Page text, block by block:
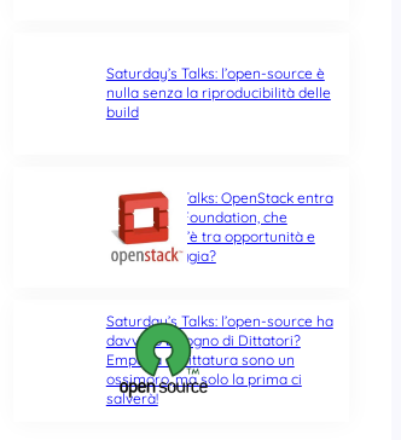
Saturday’s Talks: l’open-source è
nulla senza la riproducibilità delle
build
Saturday’s Talks: OpenStack entra
nella Linux Foundation, che
differenza c’è tra opportunità e
ultima spiaggia?
Saturday’s Talks: l’open-source ha
davvero bisogno di Dittatori?
Empatia e Dittatura sono un
ossimoro, ma solo la prima ci
salverà!